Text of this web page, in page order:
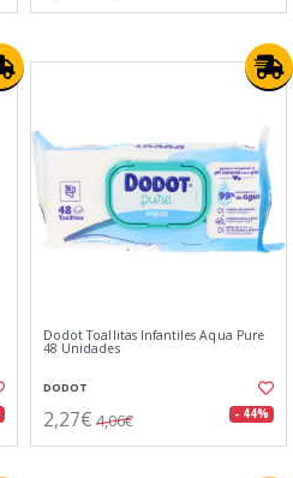
Dodot Toallitas Infantiles Aqua Pure
48 Unidades
DODOT
2,27€ 4,06€ - 44%